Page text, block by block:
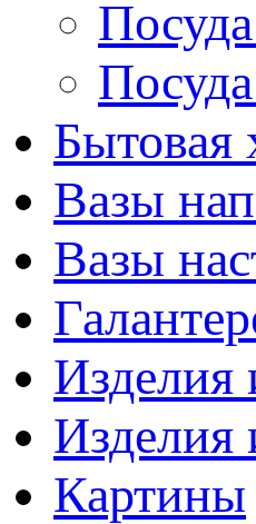
Бытовая
Вазы
Вазы
Изделия
Изделия
Картины